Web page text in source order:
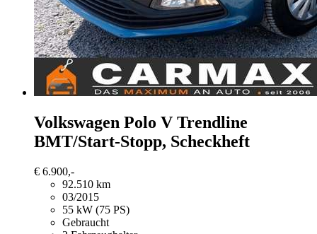
Volkswagen Polo V Trendline
BMT/Start-Stopp, Scheckheft
€ 6.900,-
92.510 km
03/2015
55 kW (75 PS)
Gebraucht